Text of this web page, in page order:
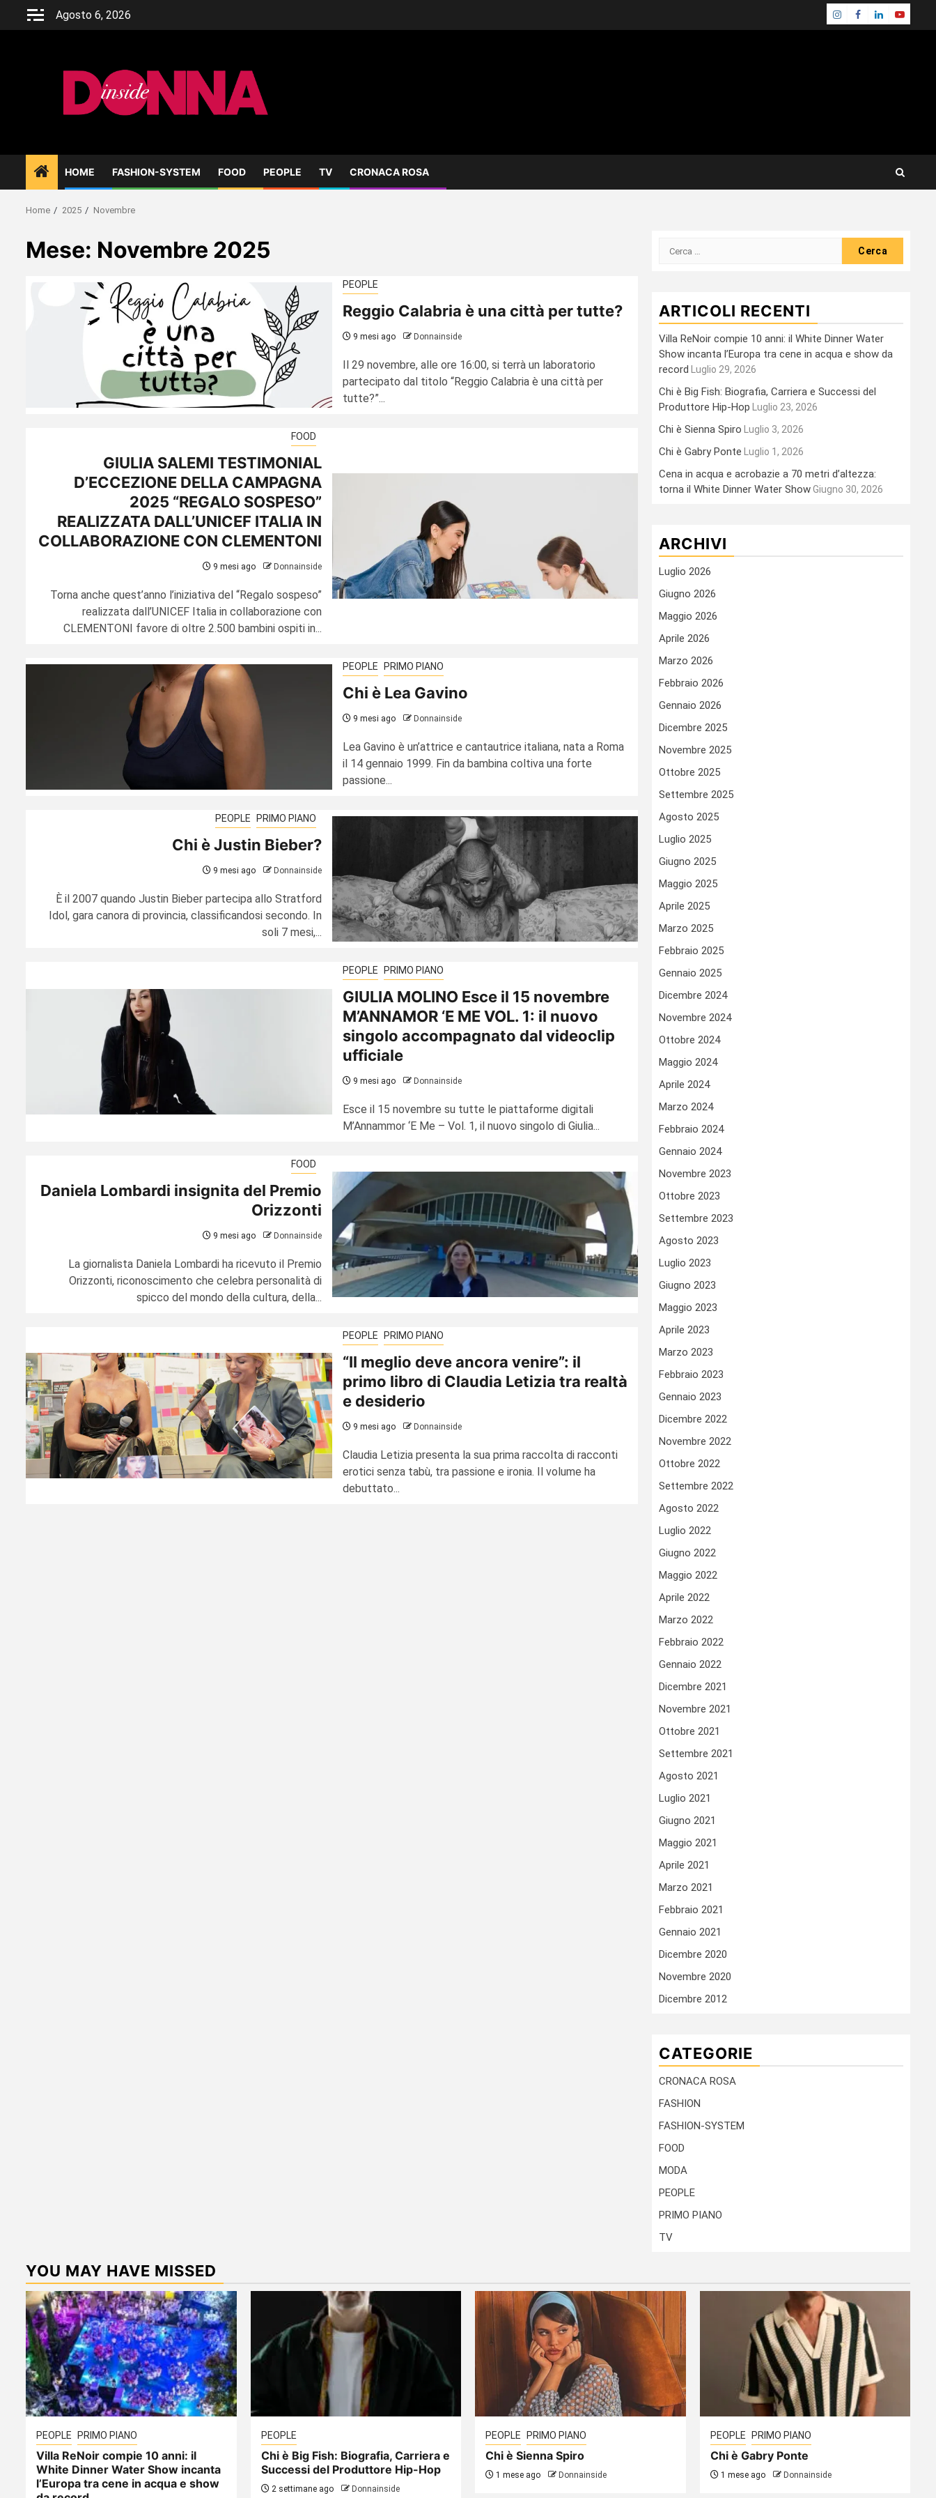
Agosto 6, 2026 Instagram
Facebook
LinkedinYoutube
HOME FASHION-SYSTEM FOOD PEOPLE TV CRONACA ROSA
Home 2025 Novembre
Mese: Novembre 2025
PEOPLE
Reggio Calabria è una città per tutte?
9 mesi ago Donnainside
Il 29 novembre, alle ore 16:00, si terrà un laboratorio
partecipato dal titolo “Reggio Calabria è una città per
tutte?”...
FOOD
GIULIA SALEMI TESTIMONIAL
D’ECCEZIONE DELLA CAMPAGNA
2025 “REGALO SOSPESO”
REALIZZATA DALL’UNICEF ITALIA IN
COLLABORAZIONE CON CLEMENTONI
9 mesi ago Donnainside
Torna anche quest’anno l’iniziativa del “Regalo sospeso”
realizzata dall’UNICEF Italia in collaborazione con
CLEMENTONI favore di oltre 2.500 bambini ospiti in...
PEOPLE PRIMO PIANO
Chi è Lea Gavino
9 mesi ago Donnainside
Lea Gavino è un’attrice e cantautrice italiana, nata a Roma
il 14 gennaio 1999. Fin da bambina coltiva una forte
passione...
PEOPLE PRIMO PIANO
Chi è Justin Bieber?
9 mesi ago Donnainside
È il 2007 quando Justin Bieber partecipa allo Stratford
Idol, gara canora di provincia, classificandosi secondo. In
soli 7 mesi,...
PEOPLE PRIMO PIANO
GIULIA MOLINO Esce il 15 novembre
M’ANNAMOR ‘E ME VOL. 1: il nuovo
singolo accompagnato dal videoclip
ufficiale
9 mesi ago Donnainside
Esce il 15 novembre su tutte le piattaforme digitali
M’Annammor ‘E Me – Vol. 1, il nuovo singolo di Giulia...
FOOD
Daniela Lombardi insignita del Premio
Orizzonti
9 mesi ago Donnainside
La giornalista Daniela Lombardi ha ricevuto il Premio
Orizzonti, riconoscimento che celebra personalità di
spicco del mondo della cultura, della...
PEOPLE PRIMO PIANO
“Il meglio deve ancora venire”: il
primo libro di Claudia Letizia tra realtà
e desiderio
9 mesi ago Donnainside
Claudia Letizia presenta la sua prima raccolta di racconti
erotici senza tabù, tra passione e ironia. Il volume ha
debuttato...
Ricerca
ARTICOLI RECENTI
Villa ReNoir compie 10 anni: il White Dinner Water
Show incanta l’Europa tra cene in acqua e show da
record
Luglio 29, 2026
Chi è Big Fish: Biografia, Carriera e Successi del
Produttore Hip-Hop
Luglio 23, 2026
Chi è Sienna Spiro Luglio 3, 2026
Chi è Gabry Ponte Luglio 1, 2026
Cena in acqua e acrobazie a 70 metri d’altezza:
torna il White Dinner Water ShowGiugno 30, 2026
ARCHIVI
Luglio 2026
Giugno 2026
Maggio 2026
Aprile 2026
Marzo 2026
Febbraio 2026
Gennaio 2026
Dicembre 2025
Novembre 2025
Ottobre 2025
Settembre 2025
Agosto 2025
Luglio 2025
Giugno 2025
Maggio 2025
Aprile 2025
Marzo 2025
Febbraio 2025
Gennaio 2025
Dicembre 2024
Novembre 2024
Ottobre 2024
Maggio 2024
Aprile 2024
Marzo 2024
Febbraio 2024
Gennaio 2024
Novembre 2023
Ottobre 2023
Settembre 2023
Agosto 2023
Luglio 2023
Giugno 2023
Maggio 2023
Aprile 2023
Marzo 2023
Febbraio 2023
Gennaio 2023
Dicembre 2022
Novembre 2022
Ottobre 2022
Settembre 2022
Agosto 2022
Luglio 2022
Giugno 2022
Maggio 2022
Aprile 2022
Marzo 2022
Febbraio 2022
Gennaio 2022
Dicembre 2021
Novembre 2021
Ottobre 2021
Settembre 2021
Agosto 2021
Luglio 2021
Giugno 2021
Maggio 2021
Aprile 2021
Marzo 2021
Febbraio 2021
Gennaio 2021
Dicembre 2020
Novembre 2020
Dicembre 2012
CATEGORIE
CRONACA ROSA
FASHION
FASHION-SYSTEM
FOOD
MODA
PEOPLE
PRIMO PIANO
TV
YOU MAY HAVE MISSED
PEOPLE PRIMO PIANO
Villa ReNoir compie 10 anni: il
White Dinner Water Show incanta
l’Europa tra cene in acqua e show
PEOPLE
Chi è Big Fish: Biografia, Carriera e
Successi del Produttore Hip-Hop
2 settimane ago Donnainside
PEOPLE PRIMO PIANO
Chi è Sienna Spiro
1 mese ago Donnainside
PEOPLE PRIMO PIANO
Chi è Gabry Ponte
1 mese ago Donnainside